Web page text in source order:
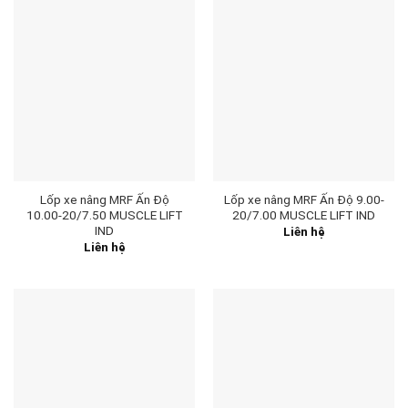
Lốp xe nâng MRF Ấn Độ
10.00-20/7.50 MUSCLE LIFT
IND
Liên hệ
Lốp xe nâng MRF Ấn Độ 9.00-
20/7.00 MUSCLE LIFT IND
Liên hệ